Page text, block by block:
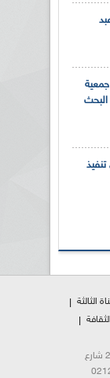
البحث
الثالثة
© 2026 الإذاعة الجزائرية. كل الحقوق محفوظة | 21 شارع